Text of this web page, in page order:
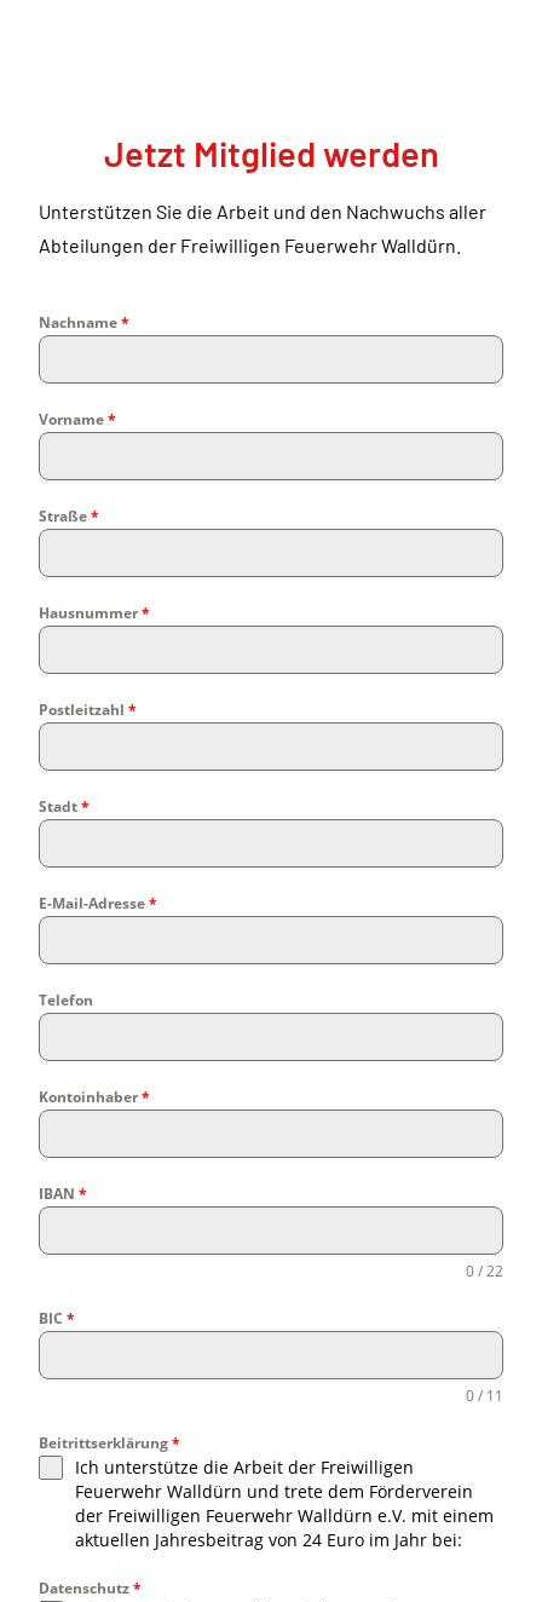
Jetzt Mitglied werden
Unterstützen Sie die Arbeit und den Nachwuchs aller
Abteilungen der Freiwilligen Feuerwehr Walldürn.
Nachname*
Vorname*
Straße*
Hausnummer*
Postleitzahl*
Stadt*
E-Mail-Adresse*
Telefon
Kontoinhaber*
IBAN*
0 / 22
BIC*
0 / 11
Beitrittserklärung*
Ich unterstütze die Arbeit der Freiwilligen
Feuerwehr Walldürn und trete dem Förderverein
der Freiwilligen Feuerwehr Walldürn e.V. mit einem
aktuellen Jahresbeitrag von 24 Euro im Jahr bei:
Datenschutz*